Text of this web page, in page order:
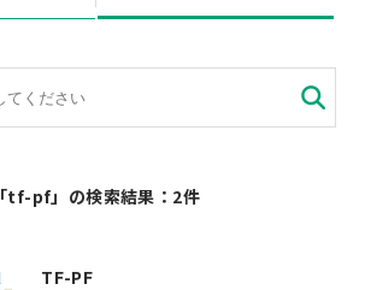
「tf-pf」の検索結果：2件
TF-PF